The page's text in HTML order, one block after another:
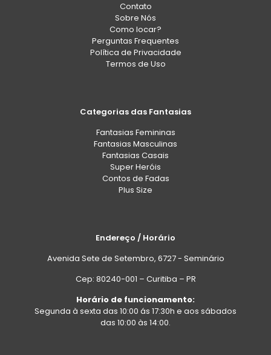
Contato
Sobre Nós
Como locar?
Perguntas Frequentes
Política de Privacidade
Termos de Uso
Categorias das Fantasias
Fantasias Femininas
Fantasias Masculinas
Fantasias Casais
Super Heróis
Contos de Fadas
Plus Size
Endereço / Horário
Avenida Sete de Setembro, 6727 - Seminário
Cep: 80240-001 – Curitiba – PR
Horário de funcionamento:
Segunda à sexta das 10:00 ás 17:30h e aos sábados
das 10:00 às 14:00.